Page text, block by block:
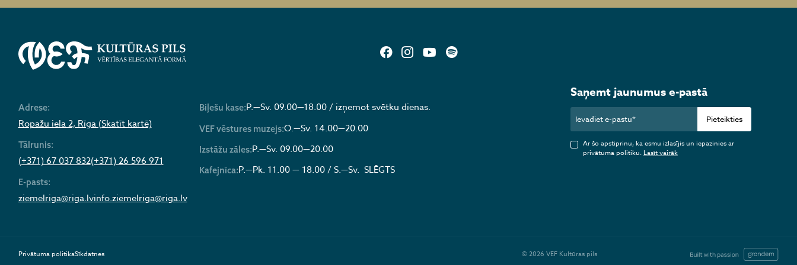
Adrese:
Ropažu iela 2, Rīga (Skatīt kartē)
Tālrunis:
(+371) 67 037 832(+371) 26 596 971
E-pasts:
ziemelriga@riga.lvinfo.ziemelriga@riga.lv
Biļešu kase:P.—Sv. 09.00—18.00 / izņemot svētku dienas.
VEF vēstures muzejs:O.—Sv. 14.00—20.00
Izstāžu zāles:P.—Sv. 09.00—20.00
Kafejnīca:P.—Pk. 11.00 — 18.00 / S.—Sv. SLĒGTS
Saņemt jaunumus e-pastā
Pieteikties
Ar šo apstiprinu, ka esmu izlasījis un iepazinies ar
privātuma politiku.Lasīt vairāk
Privātuma politikaSīkdatnes © 2026 VEF Kultūras pils